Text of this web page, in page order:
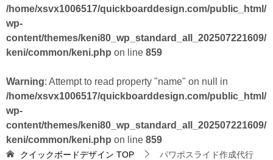
/home/xsvx1006517/quickboarddesign.com/public_html/
wp-
content/themes/keni80_wp_standard_all_202507221609/
keni/common/keni.php on line 859
Warning: Attempt to read property "name" on null in
/home/xsvx1006517/quickboarddesign.com/public_html/
wp-
content/themes/keni80_wp_standard_all_202507221609/
keni/common/keni.php on line 859
クイックボードデザイン TOP パワポスライド作成代行